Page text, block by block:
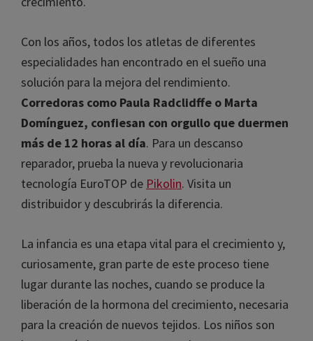
músculos, disminuye la temperatura corporal, la
hormona del crecimiento.
Con los años, todos los atletas de diferentes
especialidades han encontrado en el sueño una
solución para la mejora del rendimiento.
Corredoras como Paula Radclidffe o Marta
Domínguez, confiesan con orgullo que
duermen más de 12 horas al día. Para un
descanso reparador, prueba la nueva y
Visita un distribuidor y descubrirás la diferencia.
La infancia es una etapa vital para el crecimiento
y, curiosamente, gran parte de este proceso tiene
lugar durante las noches, cuando se produce la
¡Consigue un 10%
de descuento!
He leído y acepto lapolítica de privacidad